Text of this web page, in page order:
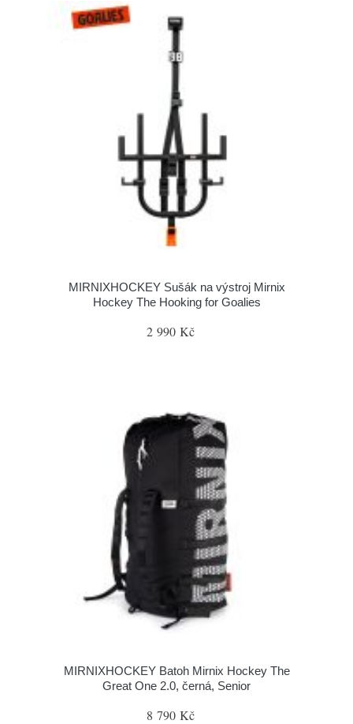
MIRNIXHOCKEY Sušák na výstroj Mirnix
Hockey The Hooking for Goalies
2 990 Kč
MIRNIXHOCKEY Batoh Mirnix Hockey The
Great One 2.0, černá, Senior
8 790 Kč